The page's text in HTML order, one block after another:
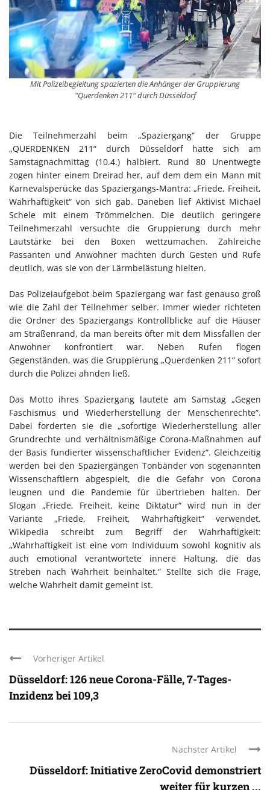
Mit Polizeibegleitung spazierten die Anhänger der Gruppierung
"Querdenken 211" durch Düsseldorf
Die Teilnehmerzahl beim „Spaziergang“ der Gruppe
„QUERDENKEN 211“ durch Düsseldorf hatte sich am
Samstagnachmittag (10.4.) halbiert. Rund 80 Unentwegte
zogen hinter einem Dreirad her, auf dem dem ein Mann mit
Karnevalsperücke das Spaziergangs-Mantra: „Friede, Freiheit,
Wahrhaftigkeit“ von sich gab. Daneben lief Aktivist Michael
Schele mit einem Trömmelchen. Die deutlich geringere
Teilnehmerzahl versuchte die Gruppierung durch mehr
Lautstärke bei den Boxen wettzumachen. Zahlreiche
Passanten und Anwohner machten durch Gesten und Rufe
deutlich, was sie von der Lärmbelästung hielten.
Das Polizeiaufgebot beim Spaziergang war fast genauso groß
wie die Zahl der Teilnehmer selber. Immer wieder richteten
die Ordner des Spaziergangs Kontrollblicke auf die Häuser
am Straßenrand, da man bereits öfter mit dem Missfallen der
Anwohner konfrontiert war. Neben Rufen flogen
Gegenständen, was die Gruppierung „Querdenken 211“ sofort
durch die Polizei ahnden ließ.
Das Motto ihres Spaziergang lautete am Samstag „Gegen
Faschismus und Wiederherstellung der Menschenrechte“.
Dabei forderten sie die „sofortige Wiederherstellung aller
Grundrechte und verhältnismäßige Corona-Maßnahmen auf
der Basis fundierter wissenschaftlicher Evidenz“. Gleichzeitig
werden bei den Spaziergängen Tonbänder von sogenannten
Wissenschaftlern abgespielt, die die Gefahr von Corona
leugnen und die Pandemie für übertrieben halten. Der
Slogan „Friede, Freiheit, keine Diktatur“ wird nun in der
Variante „Friede, Freiheit, Wahrhaftigkeit“ verwendet.
Wikipedia schreibt zum Begriff der Wahrhaftigkeit:
„Wahrhaftigkeit ist eine vom Individuum sowohl kognitiv als
auch emotional verantwortete innere Haltung, die das
Streben nach Wahrheit beinhaltet.“ Stellte sich die Frage,
welche Wahrheit damit gemeint ist.
Vorheriger Artikel
Düsseldorf: 126 neue Corona-Fälle, 7-Tages-
Inzidenz bei 109,3
Nächster Artikel
Düsseldorf: Initiative ZeroCovid demonstriert
weiter für kurzen ...